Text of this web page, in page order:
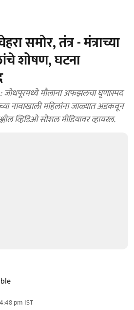
समोर, तंत्र - मंत्राच्या
शोषण, घटना
मौलाना अफझलचा घृणास्पद
नावाखाली महिलांना जाळ्यात अडकवून
व्हिडिओ सोशल मीडियावर व्हायरल.
pm IST